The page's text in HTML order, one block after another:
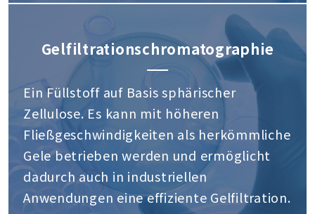
Gelfiltrationschromatographie
Ein Füllstoff auf Basis sphärischer
Zellulose. Es kann mit höheren
Fließgeschwindigkeiten als herkömmliche
Gele betrieben werden und ermöglicht
dadurch auch in industriellen
Anwendungen eine effiziente Gelfiltration.